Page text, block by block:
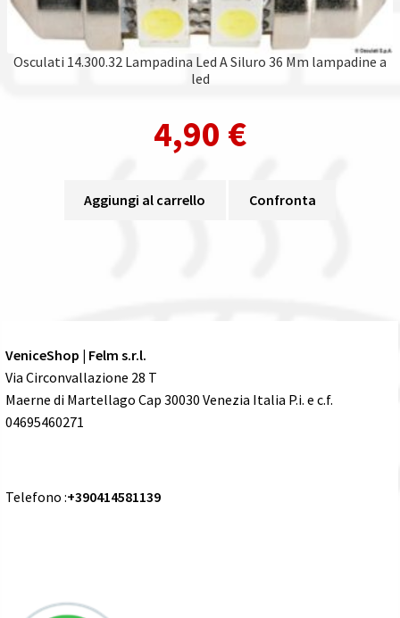
Osculati 14.300.32 Lampadina Led A Siluro 36 Mm lampadine a
led
4,90 €
Aggiungi al carrello Confronta
VeniceShop | Felm s.r.l.
Via Circonvallazione 28 T
Maerne di Martellago Cap 30030 Venezia Italia P.i. e c.f.
04695460271
Telefono :+390414581139